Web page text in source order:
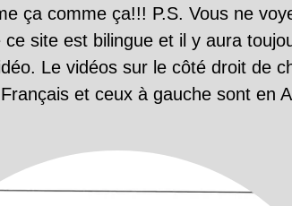
ça comme ça!!! P.S. Vous ne
ce site est bilingue et il y aura
Le vidéos sur le côté droit de
et ceux à gauche sont en